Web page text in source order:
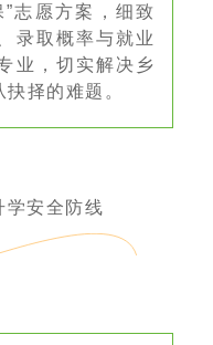
志愿方案，细致
录取概率与就业
业，切实解决乡
择的难题。
学安全防线